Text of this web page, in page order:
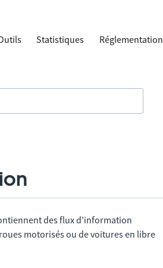
Statistiques Réglementation
des flux d’information
motorisés ou de voitures en libre